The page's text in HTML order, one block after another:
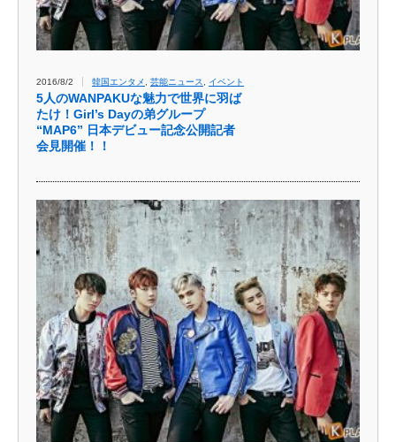
2016/8/2 韓国エンタメ 芸能ニュース イベント
5人のWANPAKUな魅力で世界に羽ば
たけ！Girl’s Dayの弟グループ
“MAP6” 日本デビュー記念公開記者
会見開催！！